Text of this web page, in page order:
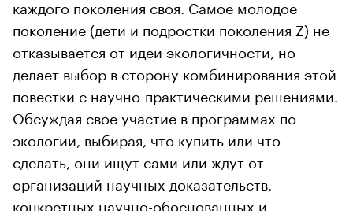
каждого поколения своя. Самое молодое
поколение (дети и подростки поколения Z) не
отказывается от идеи экологичности, но
делает выбор в сторону комбинирования этой
повестки с научно-практическими решениями.
Обсуждая свое участие в программах по
экологии, выбирая, что купить или что
сделать, они ищут сами или ждут от
организаций научных доказательств,
конкретных научно-обоснованных и